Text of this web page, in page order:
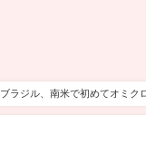
ブラジル、南米で初めてオミク